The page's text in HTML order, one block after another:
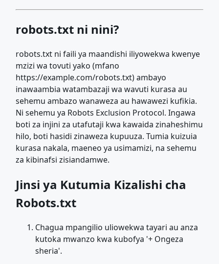
robots.txt ni nini?
robots.txt ni faili ya maandishi iliyowekwa kwenye
mzizi wa tovuti yako (mfano
https://example.com/robots.txt) ambayo
inawaambia watambazaji wa wavuti kurasa au
sehemu ambazo wanaweza au hawawezi kufikia.
Ni sehemu ya Robots Exclusion Protocol. Ingawa
boti za injini za utafutaji kwa kawaida zinaheshimu
hilo, boti hasidi zinaweza kupuuza. Tumia kuizuia
kurasa nakala, maeneo ya usimamizi, na sehemu
za kibinafsi zisiandamwe.
Jinsi ya Kutumia Kizalishi cha
Robots.txt
Chagua mpangilio uliowekwa tayari au anza
kutoka mwanzo kwa kubofya '+ Ongeza
sheria'.